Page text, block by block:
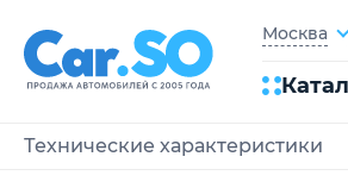
Москва
Технические характеристики